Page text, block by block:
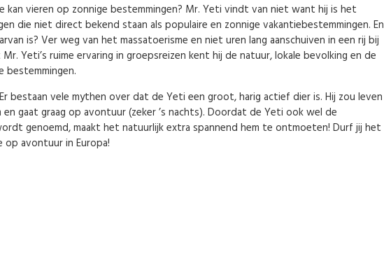
kan vieren op zonnige bestemmingen? Mr. Yeti vindt van niet want hij is het
die niet direct bekend staan als populaire en zonnige vakantiebestemmingen. En
is? Ver weg van het massatoerisme en niet uren lang aanschuiven in een rij bij
Yeti’s ruime ervaring in groepsreizen kent hij de natuur, lokale bevolking en de
bestemmingen.
bestaan vele mythen over dat de Yeti een groot, harig actief dier is. Hij zou leven
gaat graag op avontuur (zeker ’s nachts). Doordat de Yeti ook wel de
genoemd, maakt het natuurlijk extra spannend hem te ontmoeten! Durf jij het
op avontuur in Europa!